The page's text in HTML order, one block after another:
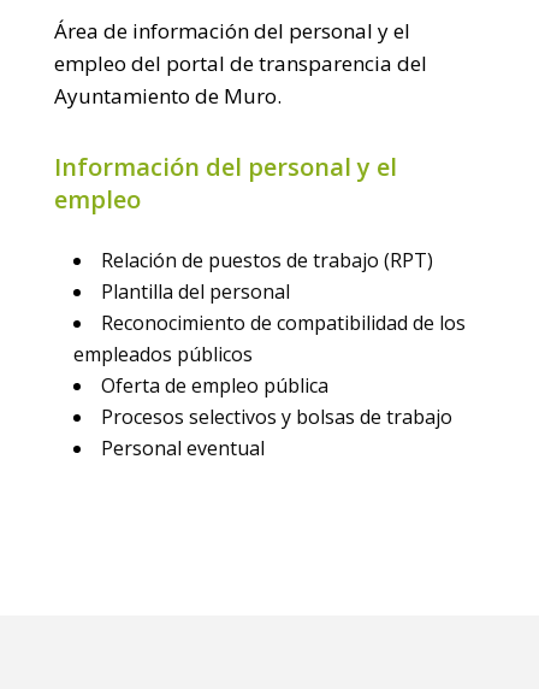
Área de información del personal y el
empleo del portal de transparencia del
Ayuntamiento de Muro.
Información del personal y el
empleo
Relación de puestos de trabajo (RPT)
Plantilla del personal
Reconocimiento de compatibilidad de los
empleados públicos
Oferta de empleo pública
Procesos selectivos y bolsas de trabajo
Personal eventual